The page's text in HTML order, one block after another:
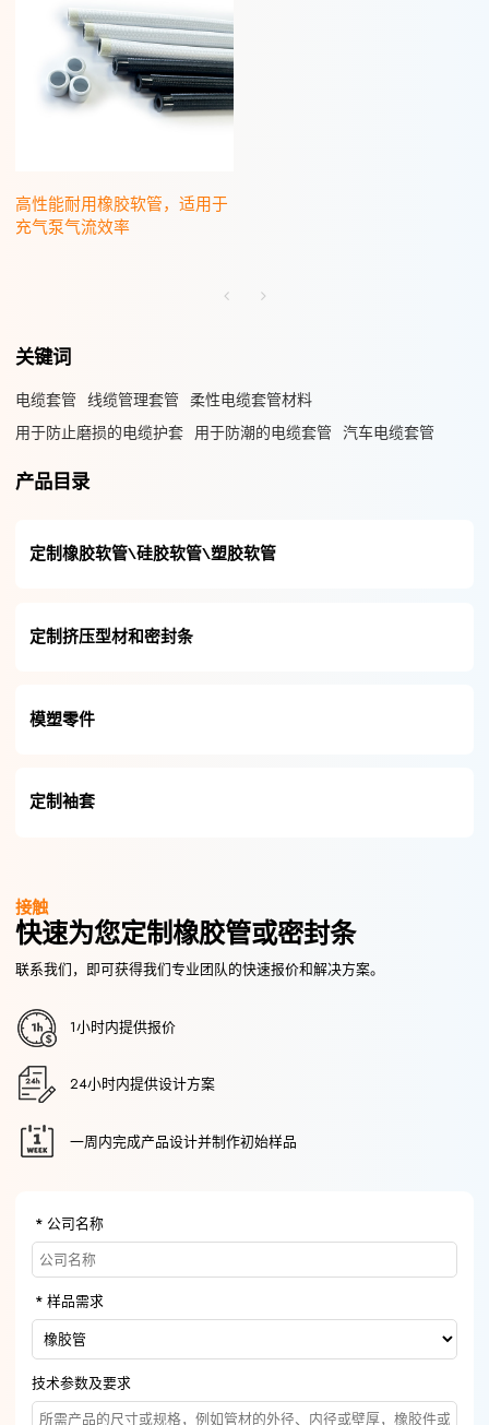
高性能耐用橡胶软管，适用于
充气泵气流效率
关键词
电缆套管 线缆管理套管 柔性电缆套管材料
用于防止磨损的电缆护套 用于防潮的电缆套管 汽车电缆套管
产品目录
定制橡胶软管\硅胶软管\塑胶软管
定制挤压型材和密封条
模塑零件
定制袖套
接触
快速为您定制橡胶管或密封条
联系我们，即可获得我们专业团队的快速报价和解决方案。
1小时内提供报价
24小时内提供设计方案
一周内完成产品设计并制作初始样品
公司名称
样品需求
技术参数及要求